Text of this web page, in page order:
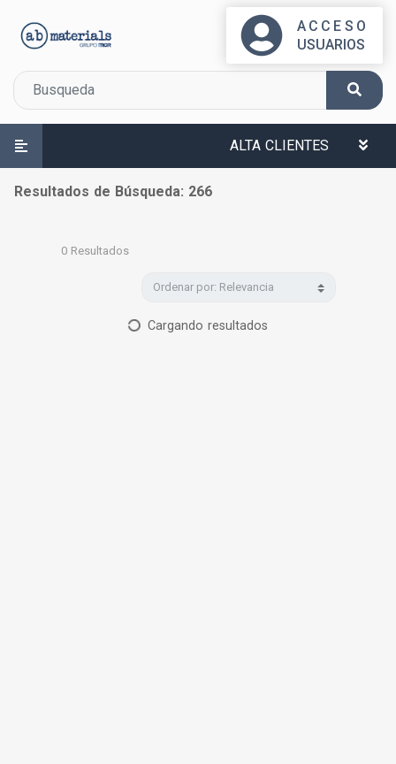
ACCESO
USUARIOS
ALTA CLIENTES
Resultados de Búsqueda: 266
0 Resultados
Cargando resultados